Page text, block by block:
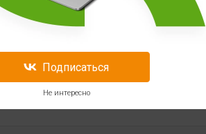
Подписаться
Не интересно